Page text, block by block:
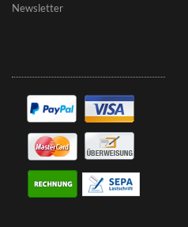
Newsletter